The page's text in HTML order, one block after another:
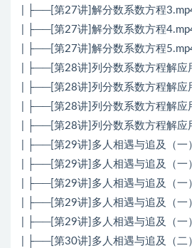
| ├──[第27讲]解分数系数方程
| ├──[第27讲]解分数系数方程
| ├──[第27讲]解分数系数方程
| ├──[第28讲]列分数系数方程解应
| ├──[第28讲]列分数系数方程解应
| ├──[第28讲]列分数系数方程解应
| ├──[第28讲]列分数系数方程解应
| ├──[第29讲]多人相遇与追及（一
| ├──[第29讲]多人相遇与追及（一
| ├──[第29讲]多人相遇与追及（一
| ├──[第29讲]多人相遇与追及（一
| ├──[第29讲]多人相遇与追及（一
| ├──[第30讲]多人相遇与追及（二